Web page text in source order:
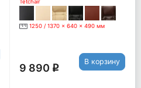
Tetchair
1250 / 1370 x 640 x 490 мм
9 890 q
В корзину